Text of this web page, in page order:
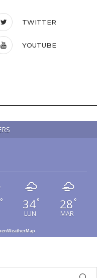
TWITTER
YOUTUBE
° 34°
LUN
28 °
MAR